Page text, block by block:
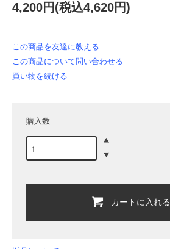
4,200円(税込4,620円)
この商品を友達に教える
この商品について問い合わせる
買い物を続ける
購入数
カートに入れる